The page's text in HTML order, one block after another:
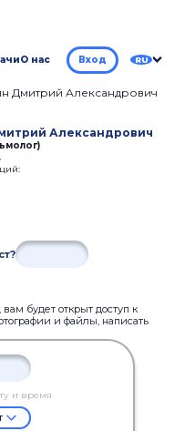
О нас Вход RU
Дмитрий Александрович
Александрович
будет открыт доступ к
и файлы, написать
и время